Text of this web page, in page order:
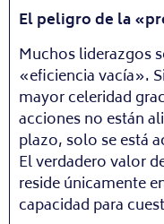
El peligro de la
Muchos liderazgos
«eficiencia vacía».
mayor celeridad
acciones no están
plazo, solo se está
El verdadero valor
reside únicamente
capacidad para